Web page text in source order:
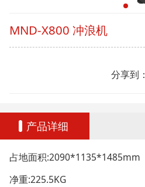
MND-X800 冲浪机
分享到：
产品详细
占地面积:2090*1135*1485mm
净重:225.5KG